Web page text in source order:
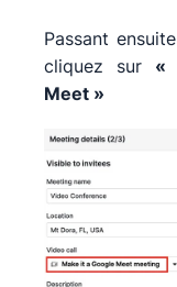
Passant
cliquez sur «
Meet »